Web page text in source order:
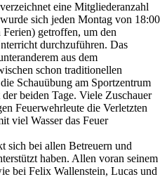
eine Mitgliederanzahl
sich jeden Montag von 18:00
getroffen, um den
durchzuführen. Das
aus dem
schon traditionellen
Schauübung am Sportzentrum
beiden Tage. Viele Zuschauer
Feuerwehrleute die Verletzten
viel Wasser das Feuer
sich bei allen Betreuern und
haben. Allen voran seinem
bei Felix Wallenstein, Lucas und